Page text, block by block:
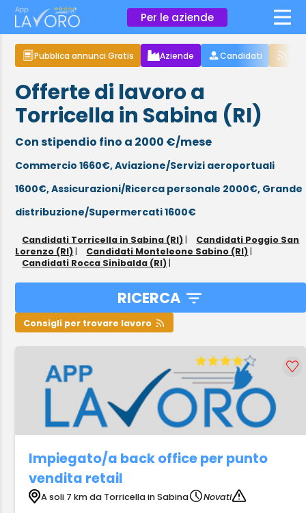
Per le aziende ×
Pubblica annunci Gratis Aziende Candidati
Offerte di lavoro a
Torricella in Sabina (RI)
Con stipendio fino a 2000 €/mese
Commercio 1660€,Aviazione/Servizi aeroportuali
1600€,Assicurazioni/Ricerca personale 2000€, Grande
distribuzione/Supermercati 1600€
Candidati Torricella in Sabina (RI) |
Candidati Poggio San
Lorenzo (RI) | Candidati Monteleone Sabino (RI) |
Candidati Rocca Sinibalda (RI) |
RICERCA
Consigli per trovare lavoro
Impiegato/a back office per punto
vendita retail
A soli 7 km da Torricella in Sabina
Novati